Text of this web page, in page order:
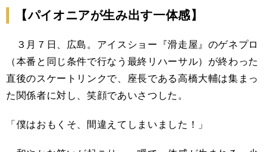
【パイオニアが生み出す一体感】
３月７日、広島。アイスショー『滑走屋』のゲネプロ
（本番と同じ条件で行なう最終リハーサル）が終わった
直後のスケートリンクで、座長である高橋大輔は集まっ
た関係者に対し、笑顔であいさつした。
「僕はおもくそ、間違えてしまいました！」